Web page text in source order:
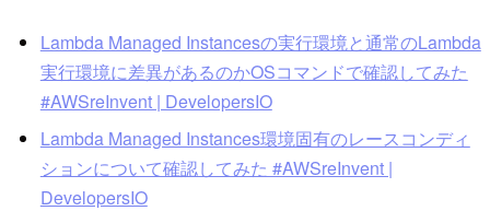
Lambda Managed Instancesの実行環境と通常のLambda
実行環境に差異があるのかOSコマンドで確認してみた
#AWSreInvent | DevelopersIO
Lambda Managed Instances環境固有のレースコンディ
ションについて確認してみた #AWSreInvent |
DevelopersIO